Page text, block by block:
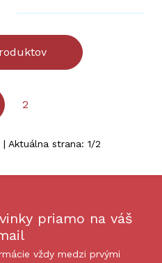
2
| Aktuálna strana: 1/2
priamo na váš
vždy medzi prvými